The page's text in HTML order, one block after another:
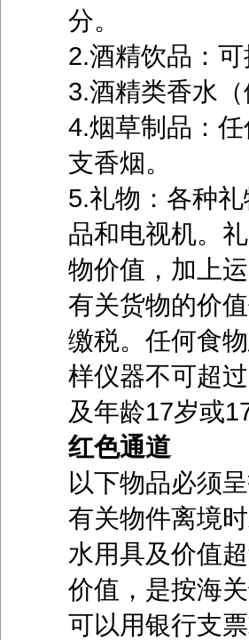
分。
2.酒精饮品：
3.酒精类香水
4.烟草制品：
支香烟。
5.礼物：各种
品和电视机。
物价值，加上
有关货物的价
缴税。任何食
样仪器不可超
及年龄17岁或
红色通道
以下物品必须
有关物件离境
水用具及价值
价值，是按海
可以用银行支